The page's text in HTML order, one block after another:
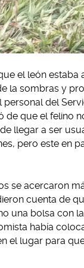
el león estaba
la sombras y
del
de que el felino
llegar a ser
pero este en
se acercaron
cuenta de
una bolsa con
había
el lugar para